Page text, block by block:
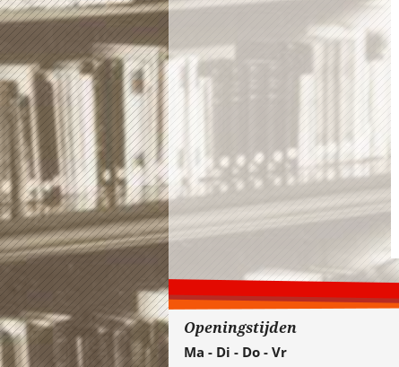
Openingstijden
Ma - Di - Do - Vr